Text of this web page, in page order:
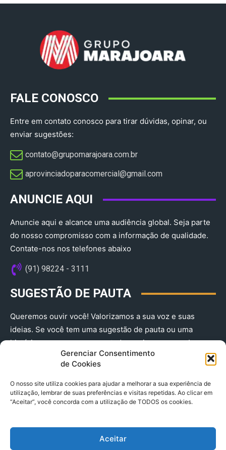
Gerenciar Consentimento
de Cookies
O nosso site utiliza cookies para ajudar a melhorar a sua experiência de
utilização, lembrar de suas preferências e visitas repetidas. Ao clicar em
“Aceitar”, você concorda com a utilização de TODOS os cookies.
Aceitar
FALE CONOSCO
Entre em contato conosco para tirar dúvidas, opinar, ou
enviar sugestões:
contato@grupomarajoara.com.br
aprovinciadoparacomercial@gmail.com​
ANUNCIE AQUI
Anuncie aqui e alcance uma audiência global. Seja parte
do nosso compromisso com a informação de qualidade.
Contate-nos nos telefones abaixo
(91) 98224 - 3111
SUGESTÃO DE PAUTA
Queremos ouvir você! Valorizamos a sua voz e suas
ideias. Se você tem uma sugestão de pauta ou uma
história que merece ser contada, envie-nos agora!
(91) 98224 - 3111